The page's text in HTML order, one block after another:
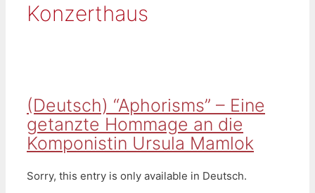
Konzerthaus
(Deutsch) “Aphorisms” – Eine
getanzte Hommage an die
Komponistin Ursula Mamlok
Sorry, this entry is only available in Deutsch.